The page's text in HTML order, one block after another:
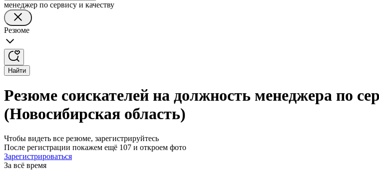
менеджер по сервису и качеству
Резюме
Найти
Резюме соискателей на должность менеджера по
(Новосибирская область)
Чтобы видеть все резюме, зарегистрируйтесь
После регистрации покажем ещё 107 и откроем фото
Зарегистрироваться
За всё время